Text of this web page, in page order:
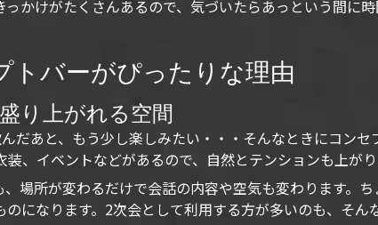
かけがたくさんあるので、気づいたらあっという間に
トバーがぴったりな理由
り上がれる空間
だあと、もう少し楽しみたい・・・そんなときにコン
、イベントなどがあるので、自然とテンションも上がり
場所が変わるだけで会話の内容や空気も変わります。
になります。2次会として利用する方が多いのも、そん